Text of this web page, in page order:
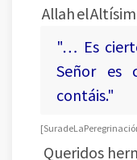
Allah el
"… Es
Señor es
contáis."
[Sura de La
Queridos